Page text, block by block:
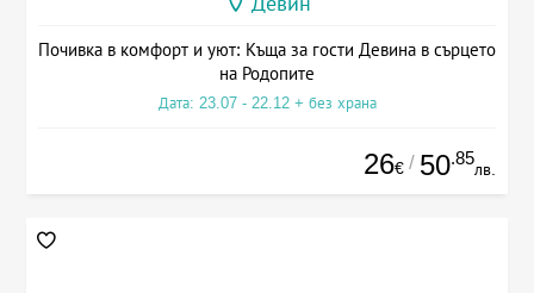
Почивка в комфорт и уют: Къща за гости Девина в сърцето
на Родопите
Дата: 23.07 - 22.12 + без храна
26€ / 50.85
лв.